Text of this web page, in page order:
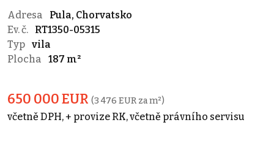
Adresa
Pula, Chorvatsko
Ev. č.
RT1350-05315
Typ vila
Plocha
187 m²
650 000 EUR (3 476 EUR za m²)
včetně DPH, + provize RK, včetně právního servisu